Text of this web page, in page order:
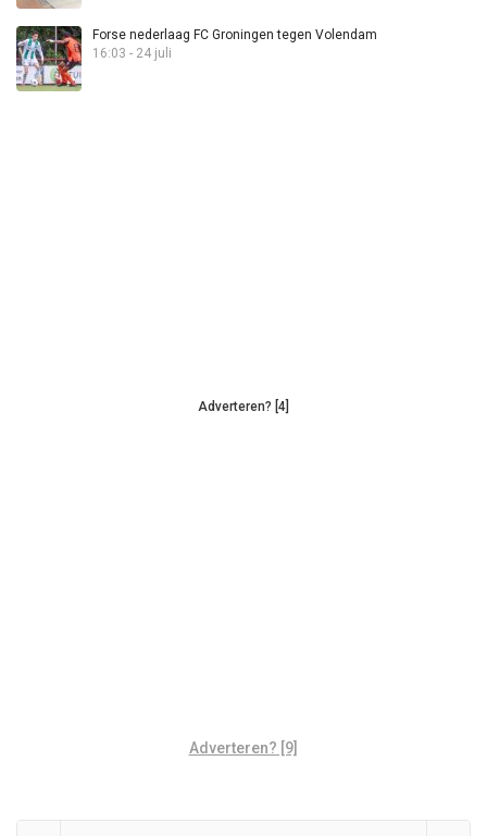
Forse nederlaag FC Groningen tegen Volendam
16:03 - 24 juli
Adverteren? [4]
Adverteren? [9]